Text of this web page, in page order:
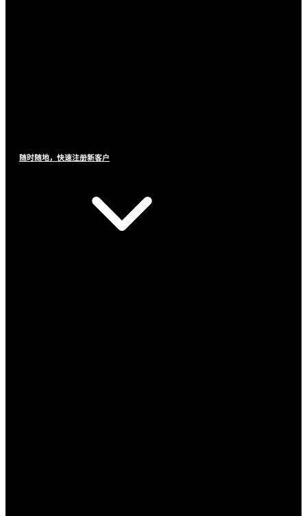
随时随地，快速注册新客户